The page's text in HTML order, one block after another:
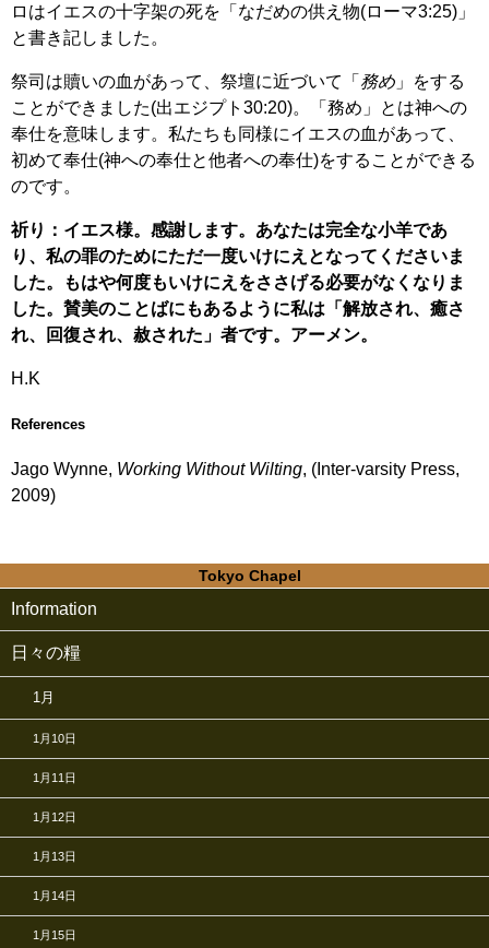
ロはイエスの十字架の死を「なだめの供え物(ローマ3:25)」
と書き記しました。
祭司は贖いの血があって、祭壇に近づいて「 務め 」をする
ことができました(出エジプト30:20)。「務め」とは神への
奉仕を意味します。私たちも同様にイエスの血があって、
初めて奉仕(神への奉仕と他者への奉仕)をすることができる
のです。
祈り：イエス様。感謝します。あなたは完全な小羊であ
り、私の罪のためにただ一度いけにえとなってくださいま
した。もはや何度もいけにえをささげる必要がなくなりま
した。賛美のことばにもあるように私は「解放され、癒さ
れ、回復され、赦された」者です。アーメン。
H.K
References
Jago Wynne, Working Without Wilting, (Inter-varsity Press,
2009)
Tokyo Chapel
Information
日々の糧
1月
1月10日
1月11日
1月12日
1月13日
1月14日
1月15日